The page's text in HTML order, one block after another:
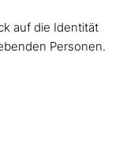
auf die Identität
Personen.